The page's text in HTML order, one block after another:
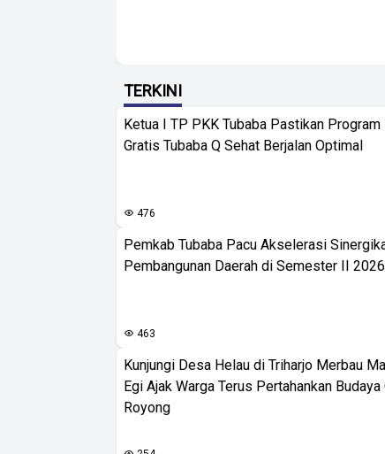
TERKINI
Ketua I TP PKK Tubaba Pastikan
Gratis Tubaba Q Sehat Berjalan Optimal
476
Pemkab Tubaba Pacu Akselerasi
Pembangunan Daerah di Semester II 2026
463
Kunjungi Desa Helau di Triharjo Merbau
Egi Ajak Warga Terus Pertahankan Budaya
Royong